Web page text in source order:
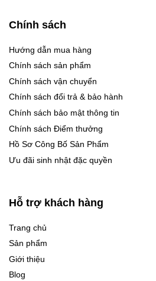
Chính sách
Hướng dẫn mua hàng
Chính sách sản phẩm
Chính sách vận chuyển
Chính sách đổi trả & bảo hành
Chính sách bảo mật thông tin
Chính sách Điểm thưởng
Hồ Sơ Công Bố Sản Phẩm
Ưu đãi sinh nhật đặc quyền
Hỗ trợ khách hàng
Trang chủ
Sản phẩm
Giới thiệu
Blog